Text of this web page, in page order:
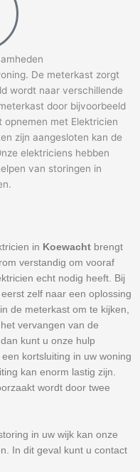
De meterkast zorgt
wordt naar verschillende
door bijvoorbeeld
met Elektricien
zijn aangesloten kan de
elektriciens hebben
van storingen in
in Koewacht brengt
verstandig om vooraf
echt nodig heeft. Bij
zelf naar een oplossing
de meterkast om te kijken,
vervangen van de
kunt u onze hulp
kortsluiting in uw woning
kan enorm lastig zijn.
wordt door twee
in uw wijk kan onze
In dit geval kunt u contact